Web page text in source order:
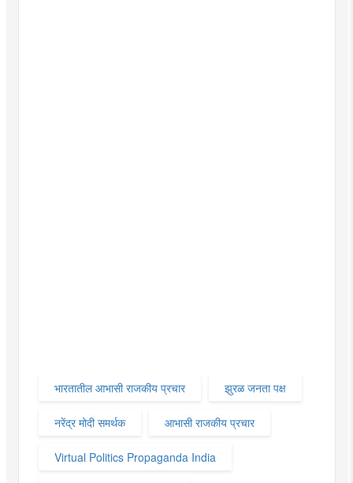
भारतातील आभासी राजकीय प्रचार झुरळ जनता पक्ष
नरेंद्र मोदी समर्थक आभासी राजकीय प्रचार
Virtual Politics Propaganda India